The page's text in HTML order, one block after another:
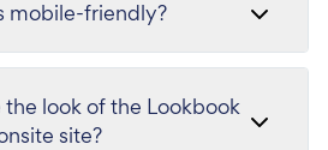
mobile-friendly?
the look of the Lookbook
site?